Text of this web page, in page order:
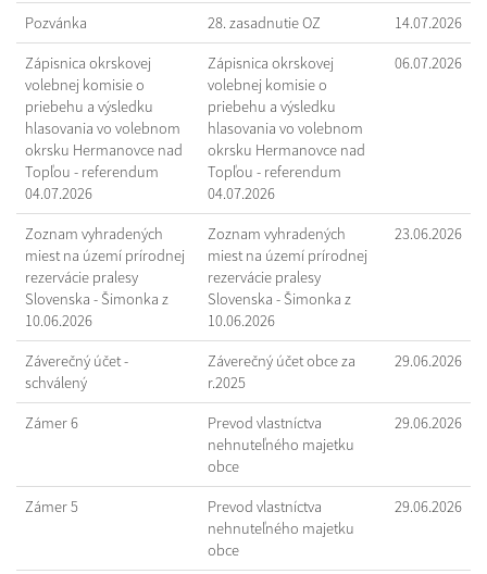
Pozvánka 28. zasadnutie OZ 14.07.2026
Zápisnica okrskovej
volebnej komisie o
priebehu a výsledku
hlasovania vo volebnom
okrsku Hermanovce nad
Topľou - referendum
04.07.2026
Zápisnica okrskovej
volebnej komisie o
priebehu a výsledku
hlasovania vo volebnom
okrsku Hermanovce nad
Topľou - referendum
04.07.2026
06.07.2026
Zoznam vyhradených
miest na území prírodnej
rezervácie pralesy
Slovenska - Šimonka z
10.06.2026
Zoznam vyhradených
miest na území prírodnej
rezervácie pralesy
Slovenska - Šimonka z
10.06.2026
23.06.2026
Záverečný účet -
schválený
Záverečný účet obce za
r.2025
29.06.2026
Zámer 6
Prevod vlastníctva
nehnuteľného majetku
obce
29.06.2026
Zámer 5
Prevod vlastníctva
nehnuteľného majetku
obce
29.06.2026